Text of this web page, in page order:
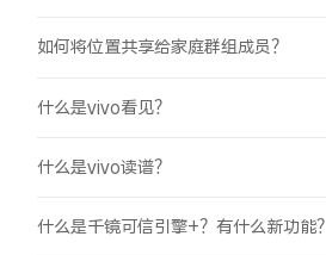
如何将位置共享给家庭群组成员？
什么是vivo看见？
什么是vivo读谱？
什么是千镜可信引擎+？有什么新功能？